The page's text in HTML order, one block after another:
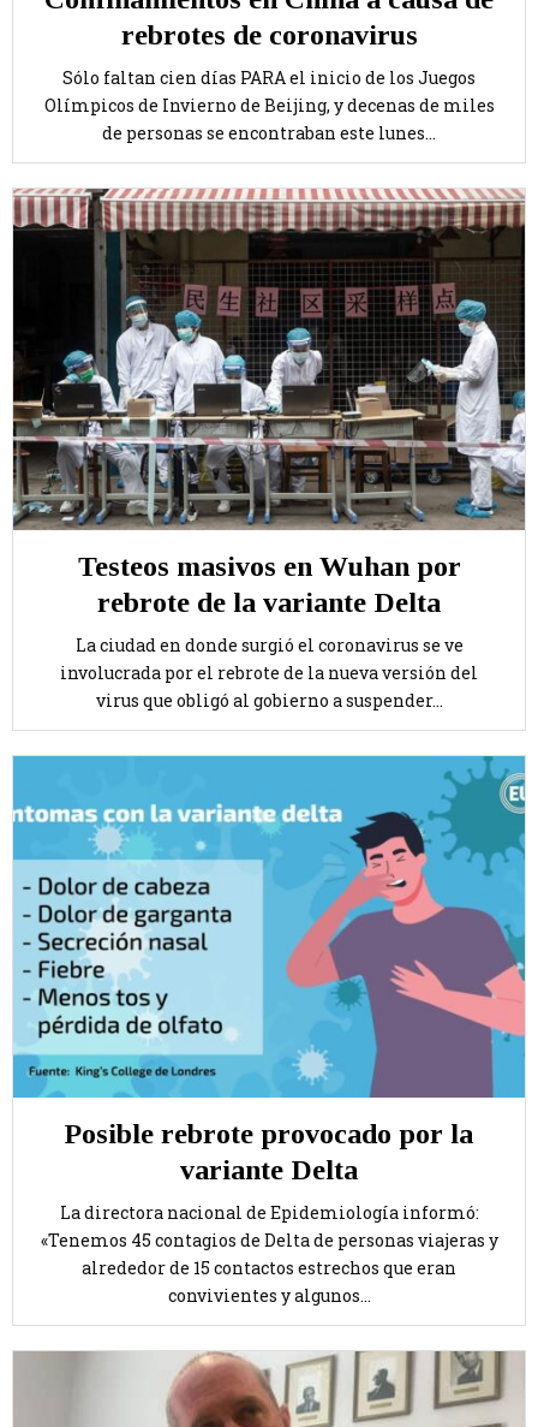
rebrotes de coronavirus
Sólo faltan cien días PARA el inicio de los Juegos
Olímpicos de Invierno de Beijing, y decenas de miles
de personas se encontraban este lunes...
Testeos masivos en Wuhan por
rebrote de la variante Delta
La ciudad en donde surgió el coronavirus se ve
involucrada por el rebrote de la nueva versión del
virus que obligó al gobierno a suspender...
Posible rebrote provocado por la
variante Delta
La directora nacional de Epidemiología informó:
«Tenemos 45 contagios de Delta de personas viajeras y
alrededor de 15 contactos estrechos que eran
convivientes y algunos...